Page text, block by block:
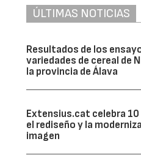
ÚLTIMAS NOTICIAS
Resultados de los
variedades de cereal de
la provincia de Álava
Extensius.cat celebra 10
el rediseño y la
imagen